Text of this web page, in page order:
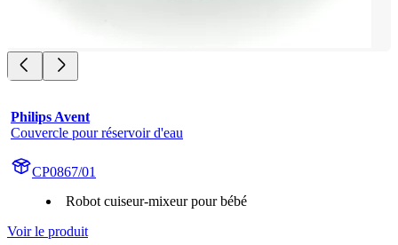
Philips Avent
Couvercle pour réservoir d'eau
CP0867/01
Robot cuiseur-mixeur pour bébé
Voir le produit